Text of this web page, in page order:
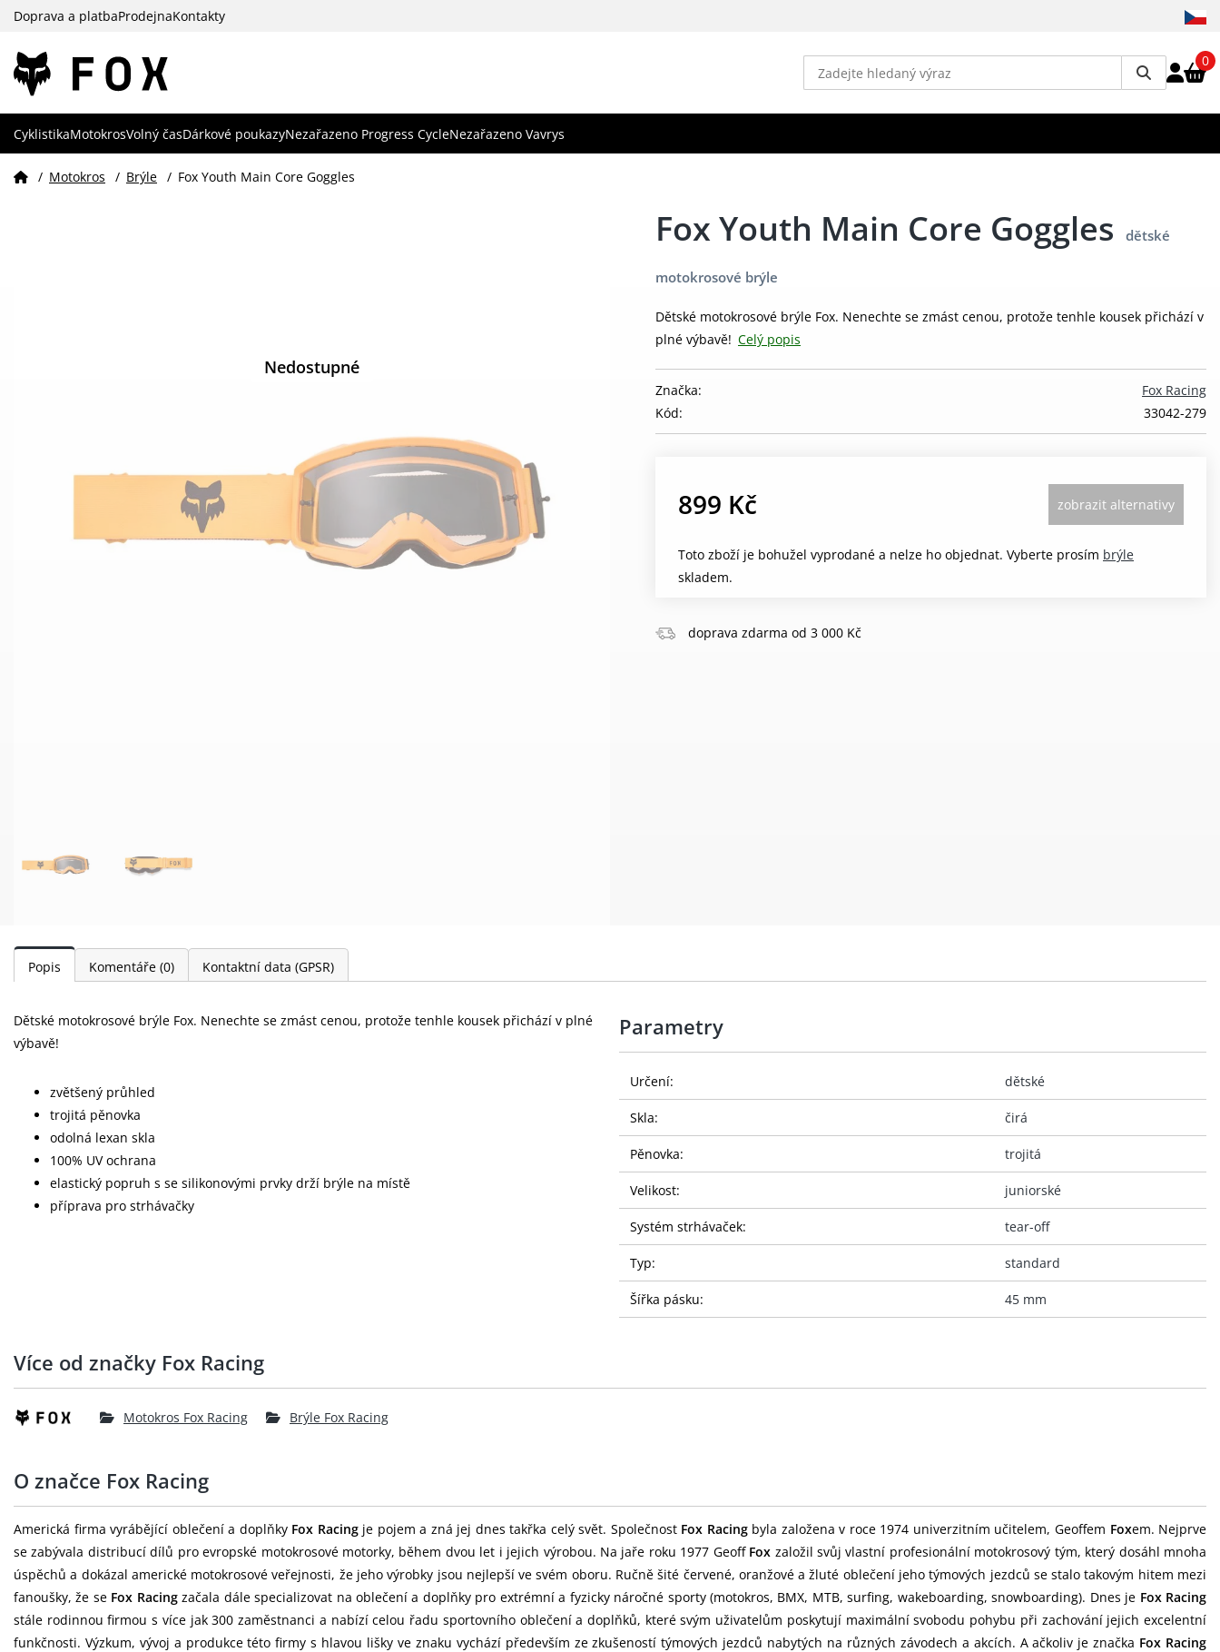
Doprava a platbaProdejnaKontakty
0
CyklistikaMotokrosVolný časDárkové poukazyNezařazeno Progress CycleNezařazeno Vavrys
/ Motokros / Brýle / Fox Youth Main Core Goggles
Nedostupné
Fox Youth Main Core Goggles dětské
motokrosové brýle
Dětské motokrosové brýle Fox. Nenechte se zmást cenou, protože tenhle kousek přichází v
plné výbavě! Celý popis
Fox Racing
Značka:
33042-279
Kód:
899 Kč zobrazit alternativy
Toto zboží je bohužel vyprodané a nelze ho objednat. Vyberte prosím brýle
skladem.
doprava zdarma od 3 000 Kč
Popis Komentáře (0) Kontaktní data (GPSR)
Dětské motokrosové brýle Fox. Nenechte se zmást cenou, protože tenhle kousek přichází v plné
výbavě!
zvětšený průhled
trojitá pěnovka
odolná lexan skla
100% UV ochrana
elastický popruh s se silikonovými prvky drží brýle na místě
příprava pro strhávačky
Parametry
Určení: dětské
Skla: čirá
Pěnovka: trojitá
Velikost: juniorské
Systém strhávaček: tear-off
Typ: standard
Šířka pásku: 45 mm
Více od značky Fox Racing
Motokros Fox Racing Brýle Fox Racing
O značce Fox Racing
Americká firma vyrábějící oblečení a doplňky Fox Racingje pojem a zná jej dnes takřka celý svět. Společnost Fox Racingbyla založena v roce 1974 univerzitním učitelem, Geoffem Foxem. Nejprve
se zabývala distribucí dílů pro evropské motokrosové motorky, během dvou let i jejich výrobou. Na jaře roku 1977 Geoff Fox založil svůj vlastní profesionální motokrosový tým, který dosáhl mnoha
úspěchů a dokázal americké motokrosové veřejnosti, že jeho výrobky jsou nejlepší ve svém oboru. Ručně šité červené, oranžové a žluté oblečení jeho týmových jezdců se stalo takovým hitem mezi
fanoušky, že se Fox Racingzačala dále specializovat na oblečení a doplňky pro extrémní a fyzicky náročné sporty (motokros, BMX, MTB, surfing, wakeboarding, snowboarding). Dnes je Fox Racing
stále rodinnou firmou s více jak 300 zaměstnanci a nabízí celou řadu sportovního oblečení a doplňků, které svým uživatelům poskytují maximální svobodu pohybu při zachování jejich excelentní
funkčnosti. Výzkum, vývoj a produkce této firmy s hlavou lišky ve znaku vychází především ze zkušeností týmových jezdců nabytých na různých závodech a akcích. A ačkoliv je značka Fox Racing